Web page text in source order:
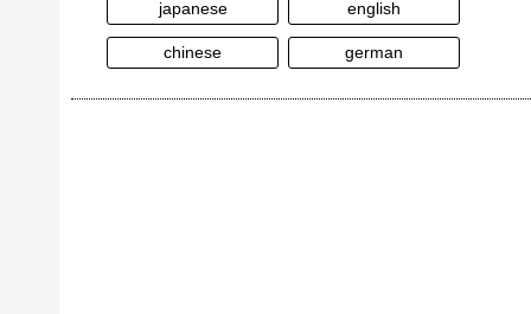
japanese
english
chinese german